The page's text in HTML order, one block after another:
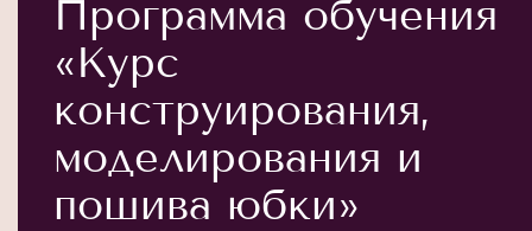
Программа обучения
«Курс
конструирования,
моделирования и
пошива юбки»